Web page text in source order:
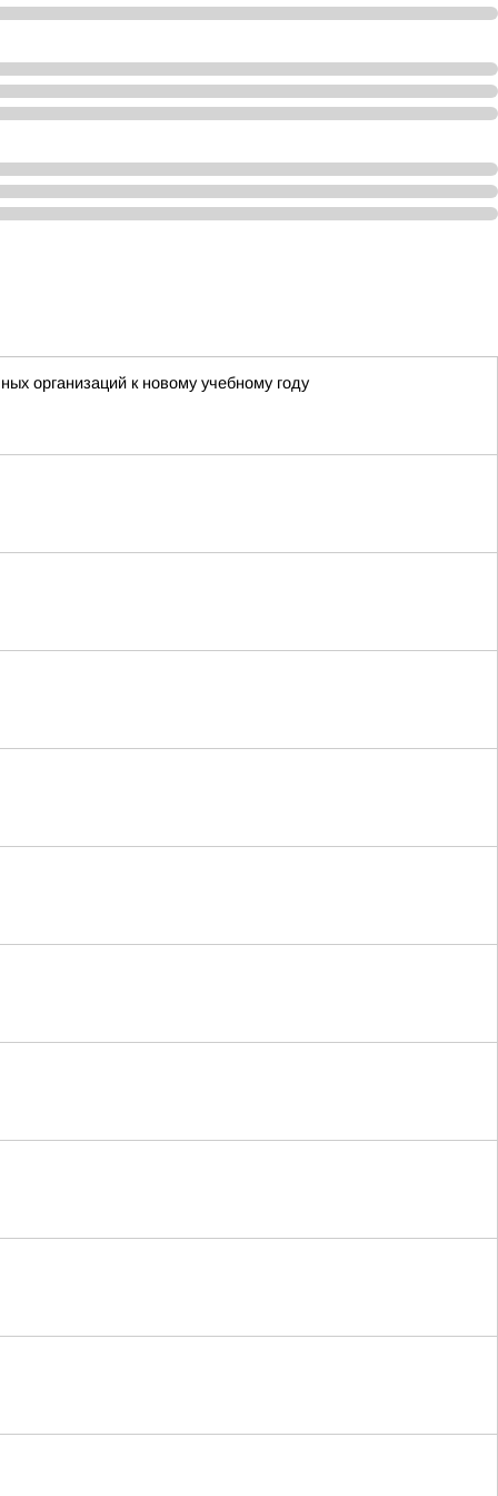
организаций к новому учебному году